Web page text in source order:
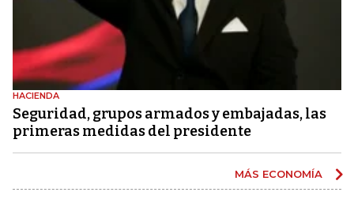
HACIENDA
Seguridad, grupos armados y embajadas, las
primeras medidas del presidente
MÁS ECONOMÍA